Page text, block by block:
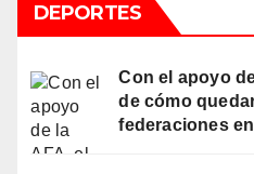
DEPORTES
Con el apoyo
de cómo
federaciones